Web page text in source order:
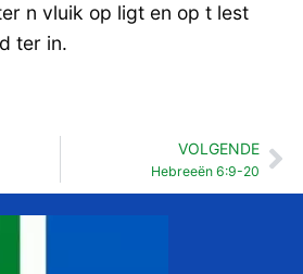
n vluik op ligt en op t lest
ter in.
VOLGENDE
Hebreeën 6:9-20